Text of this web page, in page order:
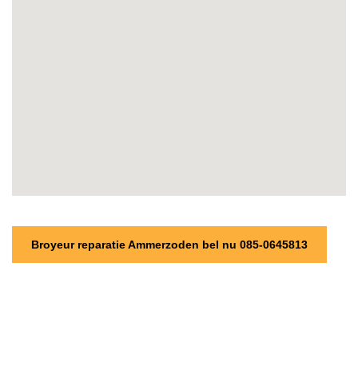
Broyeur reparatie Ammerzoden bel nu 085-0645813